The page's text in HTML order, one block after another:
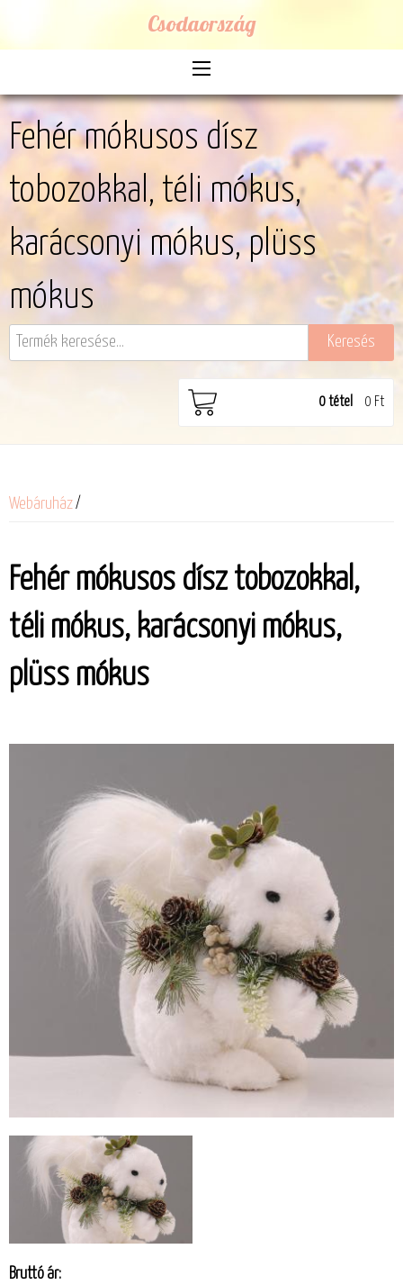
Csodaország
Fehér mókusos dísz
tobozokkal, téli mókus,
karácsonyi mókus, plüss
mókus
0tétel 0 Ft
Webáruház/
Fehér mókusos dísz tobozokkal,
téli mókus, karácsonyi mókus,
plüss mókus
Bruttó ár: